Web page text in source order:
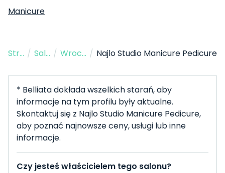
Manicure
Strona Główna / Salon Paznokci / Wrocław / Najlo Studio Manicure Pedicure
* Belliata dokłada wszelkich starań, aby
informacje na tym profilu były aktualne.
Skontaktuj się z Najlo Studio Manicure Pedicure,
aby poznać najnowsze ceny, usługi lub inne
informacje.
Czy jesteś właścicielem tego salonu?